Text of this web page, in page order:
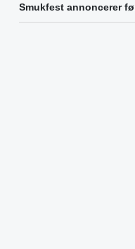
Smukfest annoncerer